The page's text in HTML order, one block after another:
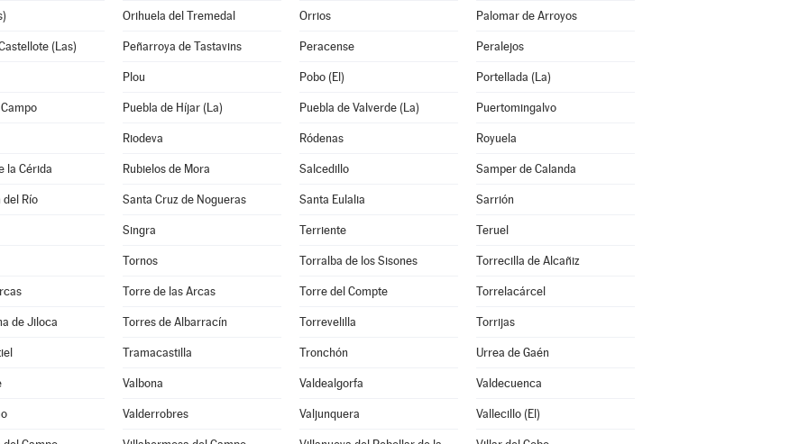
Orihuela del Tremedal Orrios Palomar de Arroyos
(Las) Peñarroya de Tastavins Peracense Peralejos
Plou Pobo (El) Portellada (La)
Puebla de Híjar (La) Puebla de Valverde (La) Puertomingalvo
Riodeva Ródenas Royuela
la Cérida Rubielos de Mora Salcedillo Samper de Calanda
del Río Santa Cruz de Nogueras Santa Eulalia Sarrión
Singra Terriente Teruel
Tornos Torralba de los Sisones Torrecilla de Alcañiz
Torre de las Arcas Torre del Compte Torrelacárcel
de Jiloca Torres de Albarracín Torrevelilla Torrijas
Tramacastilla Tronchón Urrea de Gaén
Valbona Valdealgorfa Valdecuenca
Valderrobres Valjunquera Vallecillo (El)